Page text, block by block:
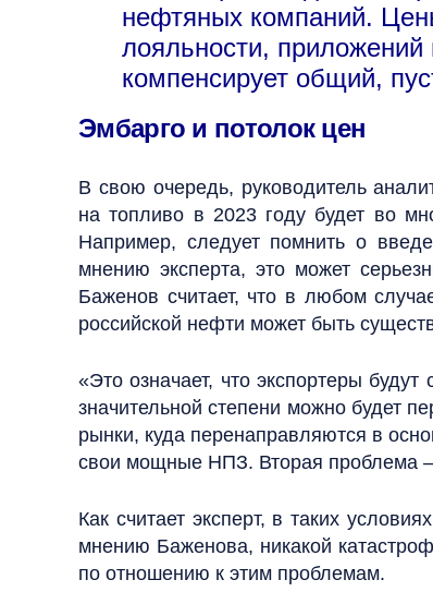
нефтяных компаний.
лояльности, приложений
компенсирует общий,
Эмбарго и потолок цен
В свою очередь, руководитель
на топливо в 2023 году будет во
Например, следует помнить о
мнению эксперта, это может
Баженов считает, что в любом
российской нефти может быть
«Это означает, что экспортеры
значительной степени можно будет
рынки, куда перенаправляются в
свои мощные НПЗ. Вторая проблема
Как считает эксперт, в таких
мнению Баженова, никакой
по отношению к этим проблемам.